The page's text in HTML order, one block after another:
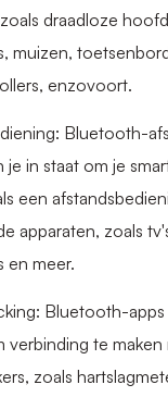
draadloze
muizen,
enzovoort.
Bluetooth-
je in staat om je
een
apparaten, zoals
en meer.
Bluetooth-
verbinding te
zoals